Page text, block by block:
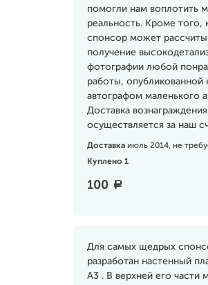
помогли нам воплотить
реальность. Кроме того,
спонсор может
получение
фотографии любой
работы, опубликованной
автографом маленького
Доставка вознаграждения
осуществляется за наш
Доставка июль 2014, не
Куплено 1
100 a
Для самых щедрых
разработан настенный
А3 . В верхней его части